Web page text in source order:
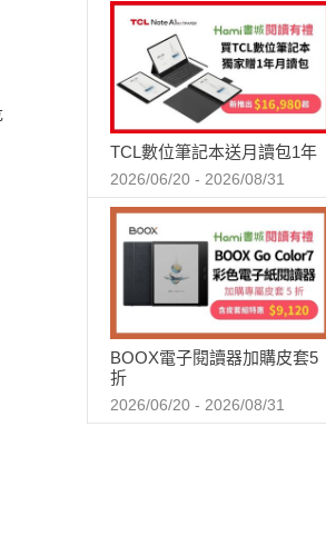
TCL數位筆記本送月讀包1年
2026/06/20 - 2026/08/31
BOOX電子閱讀器加購皮套5
折
2026/06/20 - 2026/08/31